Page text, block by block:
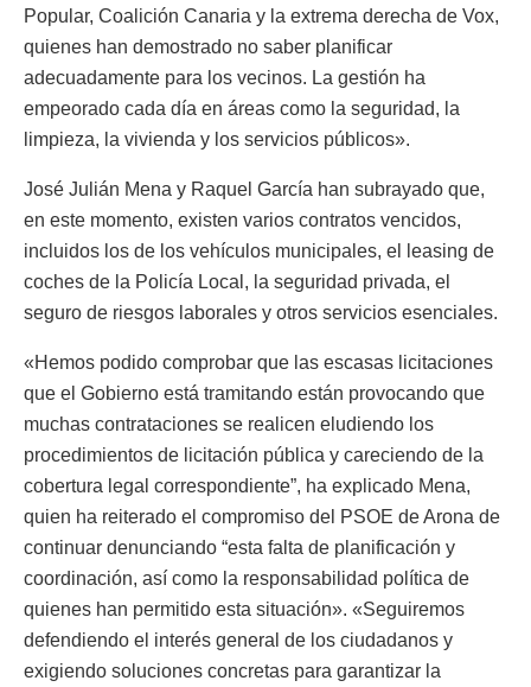
Popular, Coalición Canaria y la extrema derecha de Vox,
quienes han demostrado no saber planificar
adecuadamente para los vecinos. La gestión ha
empeorado cada día en áreas como la seguridad, la
limpieza, la vivienda y los servicios públicos».
José Julián Mena y Raquel García han subrayado que,
en este momento, existen varios contratos vencidos,
incluidos los de los vehículos municipales, el leasing de
coches de la Policía Local, la seguridad privada, el
seguro de riesgos laborales y otros servicios esenciales.
«Hemos podido comprobar que las escasas licitaciones
que el Gobierno está tramitando están provocando que
muchas contrataciones se realicen eludiendo los
procedimientos de licitación pública y careciendo de la
cobertura legal correspondiente”, ha explicado Mena,
quien ha reiterado el compromiso del PSOE de Arona de
continuar denunciando “esta falta de planificación y
coordinación, así como la responsabilidad política de
quienes han permitido esta situación». «Seguiremos
defendiendo el interés general de los ciudadanos y
exigiendo soluciones concretas para garantizar la